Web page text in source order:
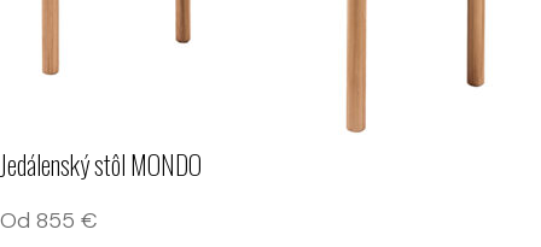
Jedálenský stôl MONDO
Od 855 €